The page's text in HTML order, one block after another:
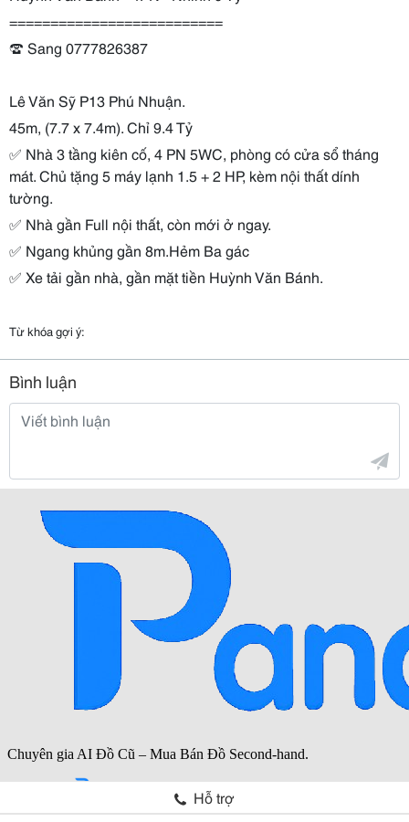
==========================
☎️ Sang 0777826387
Lê Văn Sỹ P13 Phú Nhuận.
45m, (7.7 x 7.4m). Chỉ 9.4 Tỷ
✅ Nhà 3 tầng kiên cố, 4 PN 5WC, phòng có cửa sổ tháng
mát. Chủ tặng 5 máy lạnh 1.5 + 2 HP, kèm nội thất dính
tường.
✅ Nhà gần Full nội thất, còn mới ở ngay.
✅ Ngang khủng gần 8m.Hẻm Ba gác
✅ Xe tải gần nhà, gần mặt tiền Huỳnh Văn Bánh.
Từ khóa gợi ý:
Bình luận
Hỗ trợ